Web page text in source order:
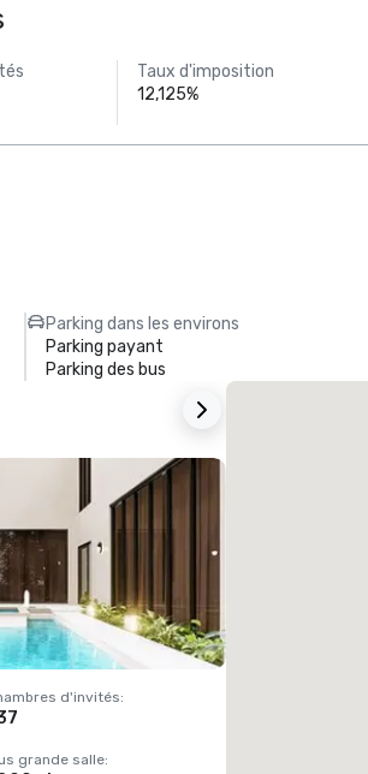
Taux d'imposition
12,125%
Parking dans les environs
Parking payant
Parking des bus
d'invités:
grande salle: